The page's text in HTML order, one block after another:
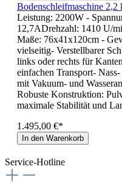
Bodenschleifmaschine
Leistung: 2200W -
12,7ADrehzahl: 1410 U/
Maße: 76x41x120cm -
vielseitig- Verstellbarer
links oder rechts für
einfachen Transport-
mit Vakuum- und
Robuste Konstruktion:
maximale Stabilität und
1.495,00 €*
In den Warenkorb
Service-Hotline